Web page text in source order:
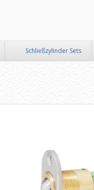
Schließzylinder Sets